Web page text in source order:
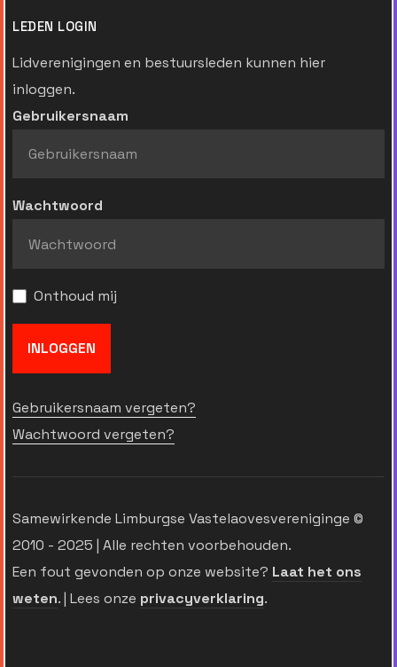
LEDEN LOGIN
Lidverenigingen en bestuursleden kunnen hier
inloggen.
Gebruikersnaam
Wachtwoord
Onthoud mij
INLOGGEN
Gebruikersnaam vergeten?
Wachtwoord vergeten?
Samewirkende Limburgse Vastelaovesvereniginge ©
2010 - 2025 | Alle rechten voorbehouden.
Een fout gevonden op onze website? Laat het ons
weten. | Lees onze privacyverklaring.